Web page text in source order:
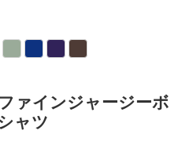
ァインジャージーボ
ャツ